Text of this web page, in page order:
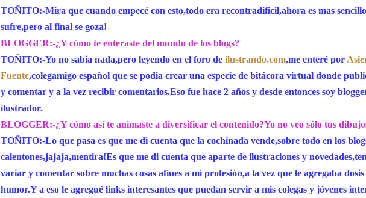
TOÑITO:-Mira que cuando empecé con esto,todo era recontradificil,ahora es mas
sufre,pero al final se goza!
BLOGGER:-¿Y cómo te enteraste del mundo de los blogs?
TOÑITO:-Yo no sabia nada,pero leyendo en el foro de ilustrando.com,me enteré por
Fuente,colegamigo español que se podia crear una especie de bitácora virtual donde
y comentar y a la vez recibir comentarios.Eso fue hace 2 años y desde entonces soy
ilustrador.
BLOGGER:-¿Y cómo así te animaste a diversificar el contenido?Yo no veo sólo tus
TOÑITO:-Lo que pasa es que me di cuenta que la cochinada vende,sobre todo en los
calentones,jajaja,mentira!Es que me di cuenta que aparte de ilustraciones y
variar y comentar sobre muchas cosas afines a mi profesión,a la vez que le agregaba dosis
humor.Y a eso le agregué links interesantes que puedan servir a mis colegas y jóvenes